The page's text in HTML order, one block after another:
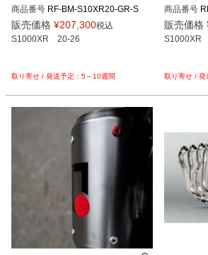
商品番号 RF-BM-S10XR20-GR-S
販売価格 ¥207,300税込
S1000XR　20-26
5～10週間
商品番号
販売価格
S1000XR